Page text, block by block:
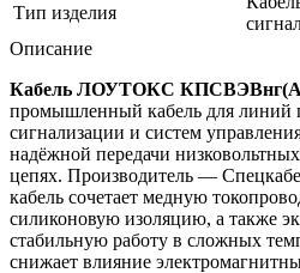
Тип изделия
Описание
Кабель ЛОУТОКС
промышленный кабель для линий
сигнализации и систем
надёжной передачи
цепях. Производитель —
кабель сочетает медную
силиконовую изоляцию, а также
стабильную работу в сложных
снижает влияние